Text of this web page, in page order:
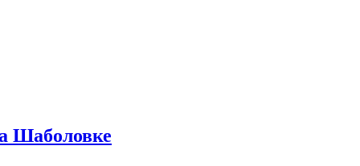
Шаболовке